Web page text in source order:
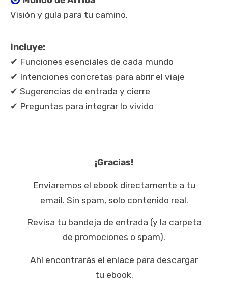
Visión y guía para tu camino.
Incluye:
✔ Funciones esenciales de cada mundo
✔ Intenciones concretas para abrir el viaje
✔ Sugerencias de entrada y cierre
✔ Preguntas para integrar lo vivido
¡Gracias!
Enviaremos el ebook directamente a tu
email. Sin spam, solo contenido real.
Revisa tu bandeja de entrada (y la carpeta
de promociones o spam).
Ahí encontrarás el enlace para descargar
tu ebook.